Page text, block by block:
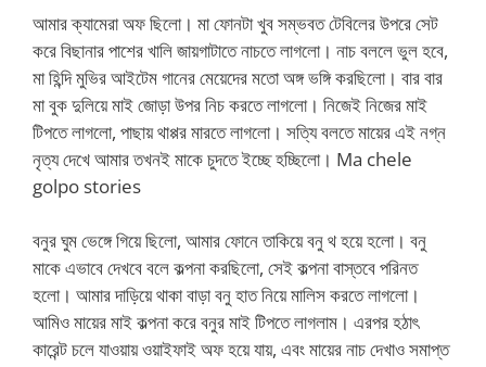
আমার ক্যামেরা অফ ছিলো। মা ফোনটা খুব সম্ভবত টেবিলের উপরে সেট
করে বিছানার পাশের খালি জায়গাটাতে নাচতে লাগলো। নাচ বললে ভুল হবে,
মা হিন্দি মুভির আইটেম গানের মেয়েদের মতো অঙ্গ ভঙ্গি করছিলো। বার বার
মা বুক দুলিয়ে মাই জোড়া উপর নিচ করতে লাগলো। নিজেই নিজের মাই
টিপতে লাগলো, পাছায় থাপ্পর মারতে লাগলো। সত্যি বলতে মায়ের এই নগ্ন
নৃত্য দেখে আমার তখনই মাকে চুদতে ইচ্ছে হচ্ছিলো। Ma chele
golpo stories
বনুর ঘুম ভেঙ্গে গিয়ে ছিলো, আমার ফোনে তাকিয়ে বনু থ হয়ে হলো। বনু
মাকে এভাবে দেখবে বলে কল্পনা করছিলো, সেই কল্পনা বাস্তবে পরিনত
হলো। আমার দাড়িয়ে থাকা বাড়া বনু হাত নিয়ে মালিস করতে লাগলো।
আমিও মায়ের মাই কল্পনা করে বনুর মাই টিপতে লাগলাম। এরপর হঠাৎ
কারেন্ট চলে যাওয়ায় ওয়াইফাই অফ হয়ে যায়, এবং মায়ের নাচ দেখাও সমাপ্ত